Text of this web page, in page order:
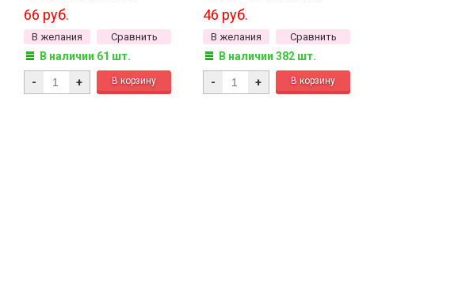
античное серебро, сплав
металлов, 14-054, 1шт
66 руб.
В желания Сравнить
В наличии 61 шт.
- +
черный, латунь, 01-130, 2шт
46 руб.
В желания Сравнить
В наличии 382 шт.
- +